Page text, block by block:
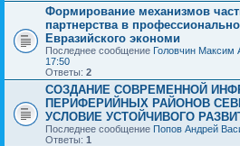
Формирование механизмов
партнерства в
Евразийского экономи
Последнее сообщение Головчин Максим
17:50
Ответы: 2
СОЗДАНИЕ СОВРЕМЕННОЙ
ПЕРИФЕРИЙНЫХ РАЙОНОВ
УСЛОВИЕ УСТОЙЧИВОГО
Последнее сообщение Попов Андрей
Ответы: 1